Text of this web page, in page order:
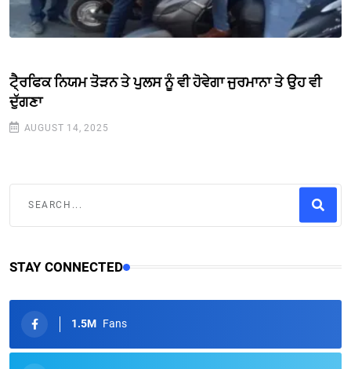
ਟੈ੍ਰਫਿਕ ਨਿਯਮ ਤੋੋੜਨ ਤੇ ਪੁਲਸ ਨੂੰ ਵੀ ਹੋਵੇਗਾ ਜੁਰਮਾਨਾ ਤੇ ਉਹ ਵੀ
ਦੁੱਗਣਾ
AUGUST 14, 2025
STAY CONNECTED
1.5M Fans